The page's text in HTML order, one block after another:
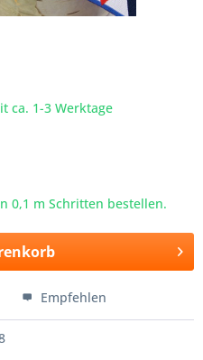
ca. 1-3 Werktage
0,1 m Schritten bestellen.
Empfehlen